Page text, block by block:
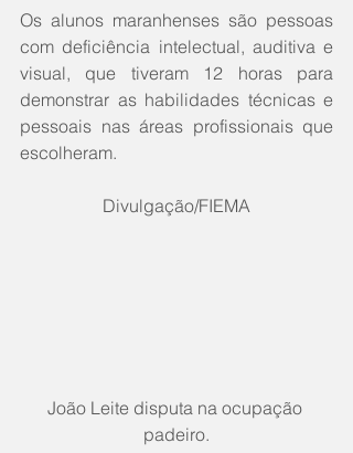
Os alunos maranhenses são pessoas
com deficiência intelectual, auditiva e
visual, que tiveram 12 horas para
demonstrar as habilidades técnicas e
pessoais nas áreas profissionais que
escolheram.
Divulgação/FIEMA
João Leite disputa na ocupação
padeiro.